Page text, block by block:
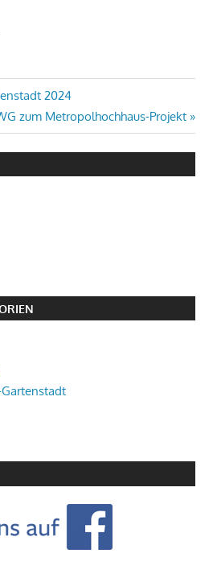
2024
zum Metropolhochhaus-Projekt